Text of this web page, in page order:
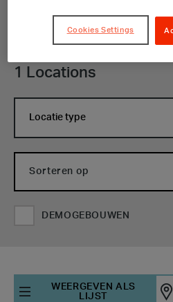
Zoeken
of
1 Locations
Locatie type
DEMOGEBOUWEN
WEERGEVEN ALS
LIJST
Cookies Settings